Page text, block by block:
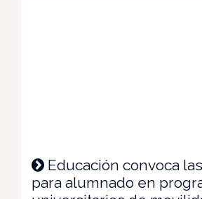
Educación convoca
para alumnado en